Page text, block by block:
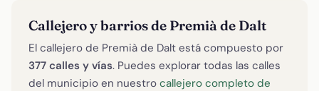
Callejero y barrios de Premià de Dalt
El callejero de Premià de Dalt está compuesto por
377 calles y vías. Puedes explorar todas las calles
del municipio en nuestro callejero completo de